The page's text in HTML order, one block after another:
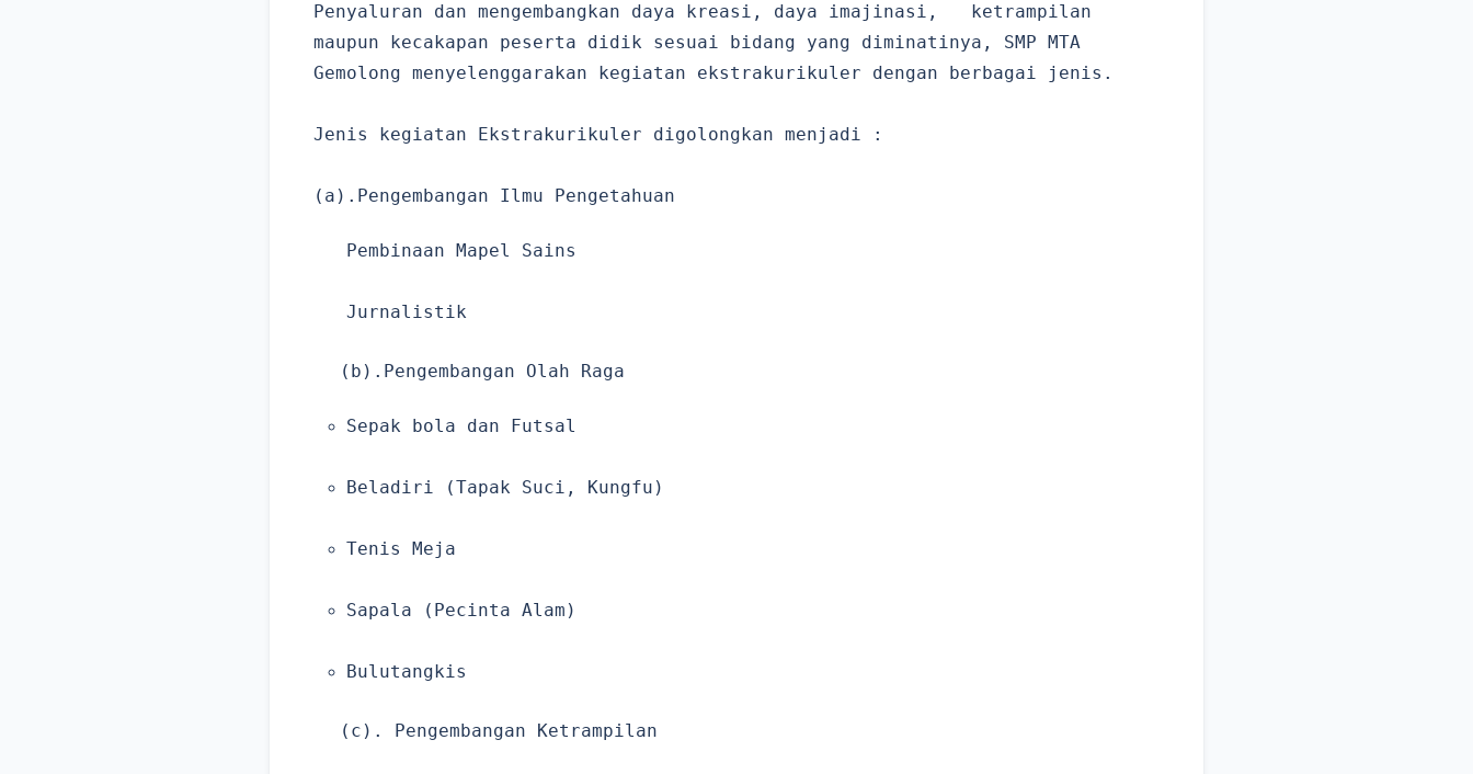
Penyaluran dan mengembangkan daya kreasi, daya imajinasi, ketrampilan
maupun kecakapan peserta didik sesuai bidang yang diminatinya, SMP MTA
Gemolong menyelenggarakan kegiatan ekstrakurikuler dengan berbagai jenis.
Jenis kegiatan Ekstrakurikuler digolongkan menjadi :
(a).Pengembangan Ilmu Pengetahuan
Pembinaan Mapel Sains
Jurnalistik
(b).Pengembangan Olah Raga
Sepak bola dan Futsal
Beladiri (Tapak Suci, Kungfu)
Tenis Meja
Sapala (Pecinta Alam)
Bulutangkis
(c). Pengembangan Ketrampilan